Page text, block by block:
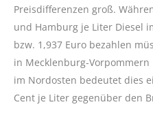
Preisdifferenzen groß.
und Hamburg je Liter Diesel
bzw. 1,937 Euro bezahlen
in Mecklenburg-
im Nordosten bedeutet dies
Cent je Liter gegenüber den